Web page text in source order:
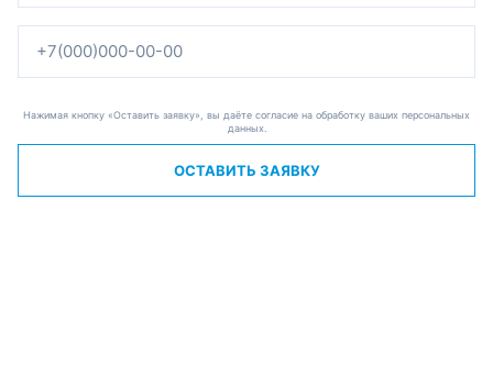
Нажимая кнопку «Оставить заявку», вы даёте согласие на обработку ваших персональных
данных.
ОСТАВИТЬ ЗАЯВКУ